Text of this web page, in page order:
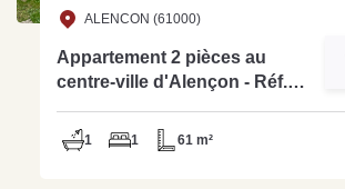
ALENCON (61000)
Appartement 2 pièces au
centre-ville d'Alençon - Réf.
1 1 61 m²